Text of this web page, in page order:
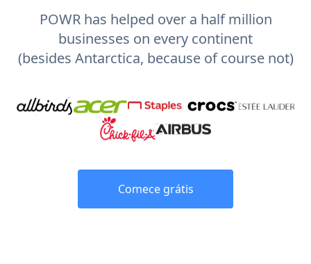
POWR has helped over a half million
businesses on every continent
(besides Antarctica, because of course not)
Comece grátis